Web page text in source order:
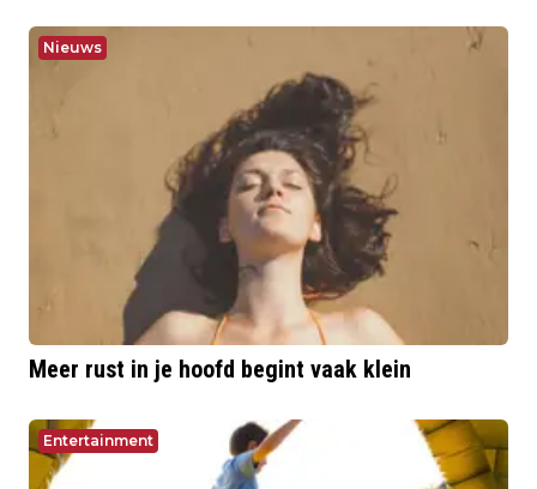
Nieuws
Meer rust in je hoofd begint vaak klein
Entertainment